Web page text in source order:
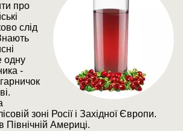
про
слід
одну
-
зоні Росії і Західної Європи.
Північній Америці.